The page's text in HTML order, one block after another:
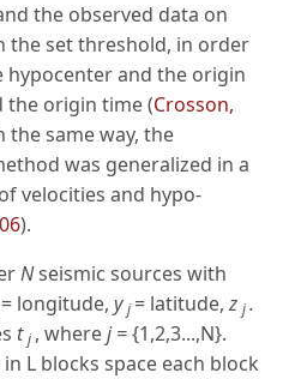
the observed data on
the set threshold, in order
hypocenter and the origin
the origin time (Crosson,
the same way, the
was generalized in a
velocities and hypo-
).
Nseismic sources with
= longitude, y j = latitude,z j.
t j , wherej ={1,2,3...,N}.
L blocks space each block